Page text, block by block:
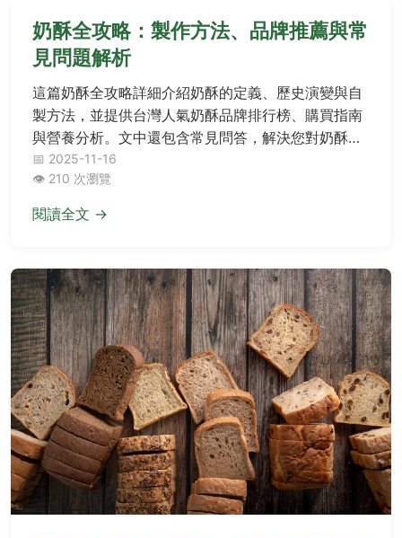
奶酥全攻略：製作方法、品牌推薦與常
見問題解析
這篇奶酥全攻略詳細介紹奶酥的定義、歷史演變與自
製方法，並提供台灣人氣奶酥品牌排行榜、購買指南
與營養分析。文中還包含常見問答，解決您對奶酥的
所有疑問，從基礎到進階一次掌握。
📅 2025-11-16